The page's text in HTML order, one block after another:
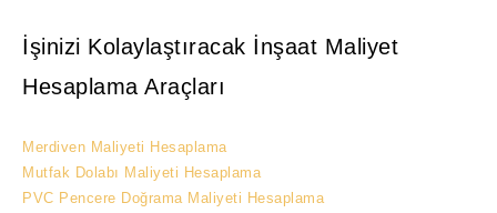
İşinizi Kolaylaştıracak İnşaat Maliyet
Hesaplama Araçları
Merdiven Maliyeti Hesaplama
Mutfak Dolabı Maliyeti Hesaplama
PVC Pencere Doğrama Maliyeti Hesaplama